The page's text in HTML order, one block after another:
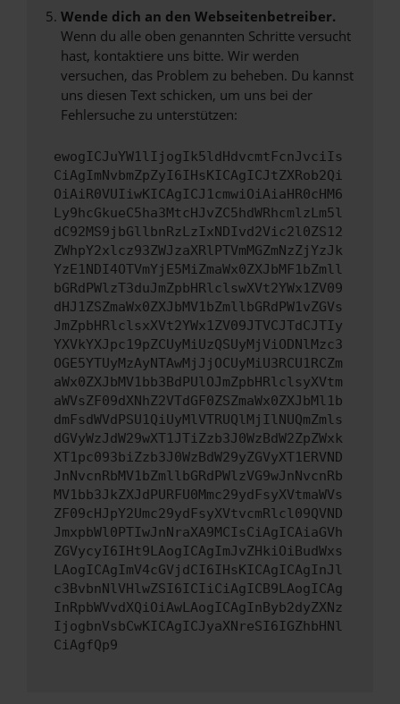
Wende dich an den Webseitenbetreiber.
Wenn du alle oben genannten Schritte versucht
hast, kontaktiere uns bitte. Wir werden
versuchen, das Problem zu beheben. Du kannst
uns diesen Text schicken, um uns bei der
Fehlersuche zu unterstützen:
ewogICJuYW1lIjogIk5ldHdvcmtFcnJvciIs
CiAgImNvbmZpZyI6IHsKICAgICJtZXRob2Qi
OiAiR0VUIiwKICAgICJ1cmwiOiAiaHR0cHM6
Ly9hcGkueC5ha3MtcHJvZC5hdWRhcmlzLm5l
dC92MS9jbGllbnRzLzIxNDIvd2Vic2l0ZS12
ZWhpY2xlcz93ZWJzaXRlPTVmMGZmNzZjYzJk
YzE1NDI4OTVmYjE5MiZmaWx0ZXJbMF1bZmll
bGRdPWlzT3duJmZpbHRlclswXVt2YWx1ZV09
dHJ1ZSZmaWx0ZXJbMV1bZmllbGRdPW1vZGVs
JmZpbHRlclsxXVt2YWx1ZV09JTVCJTdCJTIy
YXVkYXJpc19pZCUyMiUzQSUyMjViODNlMzc3
OGE5YTUyMzAyNTAwMjJjOCUyMiU3RCU1RCZm
aWx0ZXJbMV1bb3BdPUlOJmZpbHRlclsyXVtm
aWVsZF09dXNhZ2VTdGF0ZSZmaWx0ZXJbMl1b
dmFsdWVdPSU1QiUyMlVTRUQlMjIlNUQmZmls
dGVyWzJdW29wXT1JTiZzb3J0WzBdW2ZpZWxk
XT1pc093biZzb3J0WzBdW29yZGVyXT1ERVND
JnNvcnRbMV1bZmllbGRdPWlzVG9wJnNvcnRb
MV1bb3JkZXJdPURFU0Mmc29ydFsyXVtmaWVs
ZF09cHJpY2Umc29ydFsyXVtvcmRlcl09QVND
JmxpbWl0PTIwJnNraXA9MCIsCiAgICAiaGVh
ZGVycyI6IHt9LAogICAgImJvZHkiOiBudWxs
LAogICAgImV4cGVjdCI6IHsKICAgICAgInJl
c3BvbnNlVHlwZSI6ICIiCiAgICB9LAogICAg
InRpbWVvdXQiOiAwLAogICAgInByb2dyZXNz
IjogbnVsbCwKICAgICJyaXNreSI6IGZhbHNl
CiAgfQp9